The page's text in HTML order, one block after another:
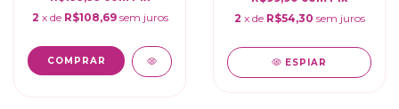
2 x de R$108,69 sem juros
COMPRAR
2 x de R$54,30 sem juros
ESPIAR